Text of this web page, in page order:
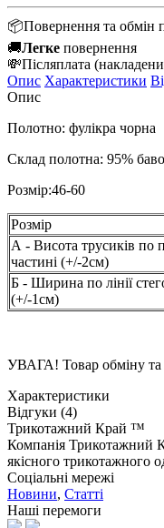
📦Повернення та обмін
🚚Легке повернення
💸Післяплата
Опис Характеристики
Опис
Полотно: фулікра чорна
Склад полотна: 95%
Розмір:46-60
Розмір
А - Висота трусиків по
частині (+/-2см)
Б - Ширина по лінії
(+/-1см)
УВАГА! Товар обміну та
Характеристики
Відгуки (4)
Трикотажний Край ™
Компанія Трикотажний
якісного трикотажного
Соціальні мережі
Новини, Статті
Наші перемоги